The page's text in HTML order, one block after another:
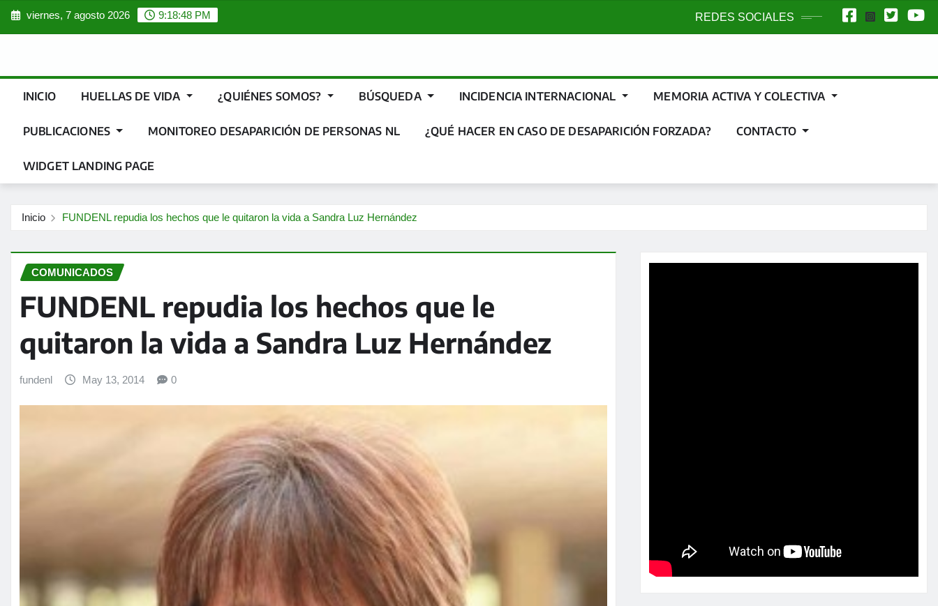
Saltar
viernes, 7 agosto 2026 9:18:50 PM REDES SOCIALES
INICIO HUELLAS DE VIDA ¿QUIÉNES SOMOS? BÚSQUEDA INCIDENCIA INTERNACIONAL MEMORIA ACTIVA Y COLECTIVA
PUBLICACIONES MONITOREO DESAPARICIÓN DE PERSONAS NL ¿QUÉ HACER EN CASO DE DESAPARICIÓN FORZADA? CONTACTO
WIDGET LANDING PAGE
Inicio FUNDENL repudia los hechos que le quitaron la vida a Sandra Luz Hernández
COMUNICADOS
FUNDENL repudia los hechos que le
quitaron la vida a Sandra Luz Hernández
fundenl May 13, 2014 0